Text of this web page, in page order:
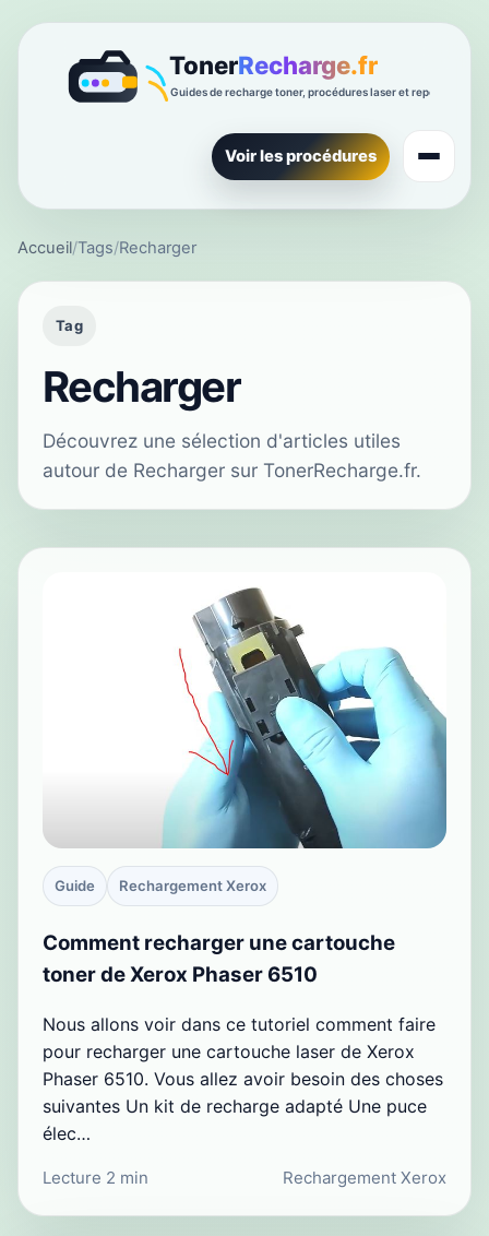
Voir les procédures
Accueil/Tags/Recharger
Tag
Recharger
Découvrez une sélection d'articles utiles
autour de Recharger sur TonerRecharge.fr.
Guide Rechargement Xerox
Comment recharger une cartouche
toner de Xerox Phaser 6510
Nous allons voir dans ce tutoriel comment faire
pour recharger une cartouche laser de Xerox
Phaser 6510. Vous allez avoir besoin des choses
suivantes Un kit de recharge adapté Une puce
élec…
Lecture 2 min Rechargement Xerox